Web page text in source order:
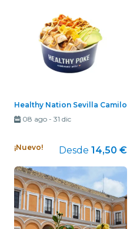
Healthy Nation Sevilla Camilo
08 ago- 31 dic
¡Nuevo! Desde 14,50 €